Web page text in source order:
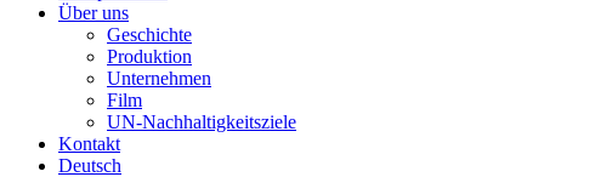
Über uns
Geschichte
Produktion
Unternehmen
Film
UN-Nachhaltigkeitsziele
Kontakt
Deutsch